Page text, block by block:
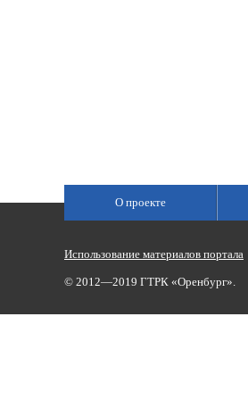
О проекте
Использование материалов портала
© 2012—2019 ГТРК «Оренбург».
Сетевое издание